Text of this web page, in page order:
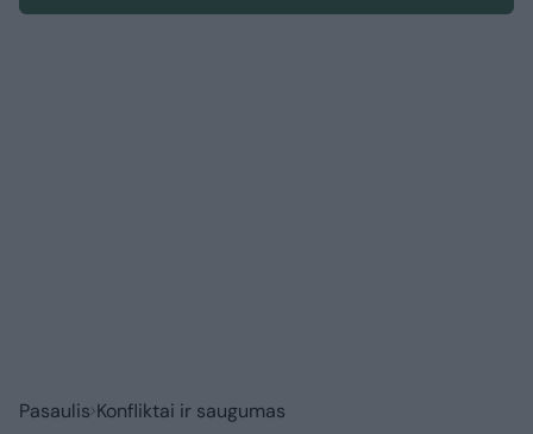
Pasaulis Konfliktai ir saugumas